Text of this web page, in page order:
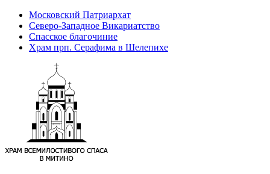
Московский Патриархат
Северо-Западное Викариатство
Спасское благочиние
Храм прп. Серафима в Шелепихе